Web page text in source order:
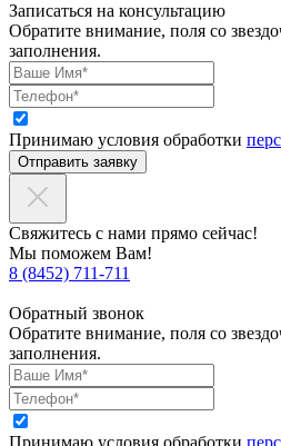
Записаться на консультацию
Обратите внимание, поля со
заполнения.
Принимаю условия обработки
Отправить заявку
Свяжитесь с нами прямо сейчас!
Мы поможем Вам!
8 (8452) 711-711
Обратный звонок
Обратите внимание, поля со
заполнения.
Принимаю условия обработки